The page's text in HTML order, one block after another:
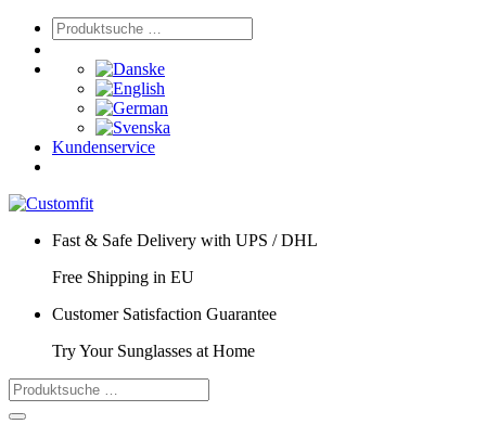
Kundenservice
Fast & Safe Delivery with UPS / DHL
Free Shipping in EU
Customer Satisfaction Guarantee
Try Your Sunglasses at Home